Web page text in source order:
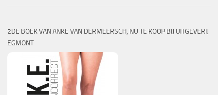
2DE BOEK VAN ANKE VAN DERMEERSCH, NU TE KOOP BIJ UITGEVERIJ
EGMONT